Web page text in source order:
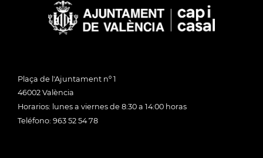
Plaça de l'Ajuntament nº 1
46002 València
Horarios: lunes a viernes de 8:30 a 14:00 horas
Teléfono: 963 52 54 78